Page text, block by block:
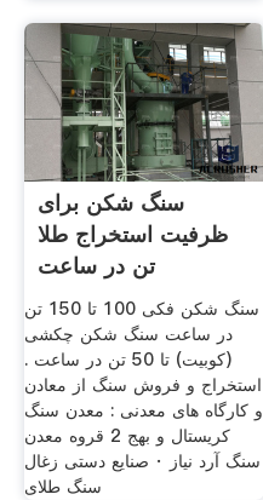
سنگ شکن برای
ظرفیت استخراج طلا
تن در ساعت
سنگ شکن فکی 100 تا 150 تن
در ساعت سنگ شکن چکشی
(کوبیت) تا 50 تن در ساعت .
استخراج و فروش سنگ از معادن
و کارگاه های معدنی : معدن سنگ
کریستال و بهج 2 قروه معدن
سنگ آرد نیاز · صنایع دستی زغال
سنگ طلای